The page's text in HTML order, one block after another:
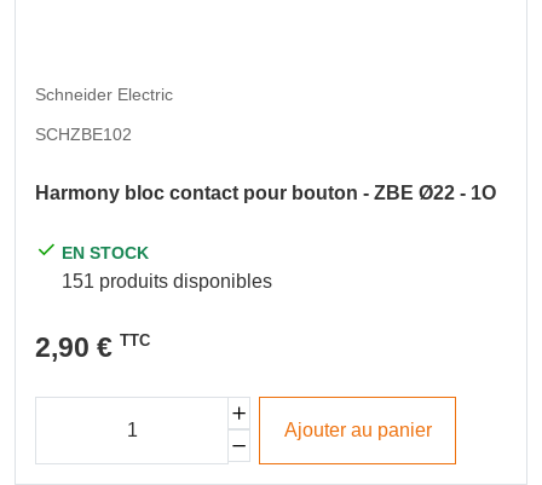
Schneider Electric
SCHZBE102
Harmony bloc contact pour bouton - ZBE Ø22 - 1O
EN STOCK
151 produits disponibles
2,90 € TTC
Ajouter au panier